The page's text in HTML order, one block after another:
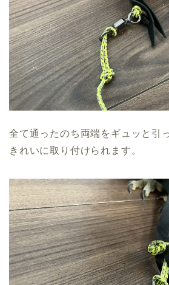
全て通ったのち両端をギュッと引
きれいに取り付けられます。